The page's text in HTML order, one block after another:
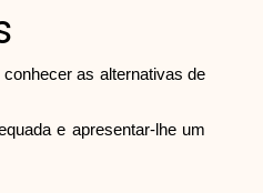
deas alternativas de
e apresentar-lhe um